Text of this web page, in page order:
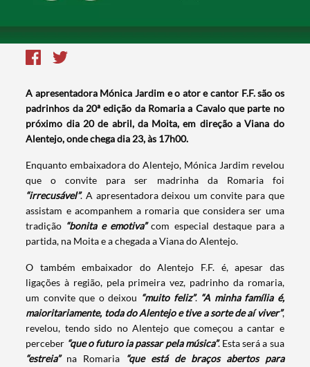
A apresentadora Mónica Jardim e o ator e cantor F.F. são os
padrinhos da 20ª edição da Romaria a Cavalo que parte no
próximo dia 20 de abril, da Moita, em direção a Viana do
Alentejo, onde chega dia 23, às 17h00.
Enquanto embaixadora do Alentejo, Mónica Jardim revelou
que o convite para ser madrinha da Romaria foi
“irrecusável”. A apresentadora deixou um convite para que
assistam e acompanhem a romaria que considera ser uma
tradição “bonita e emotiva”com especial destaque para a
partida, na Moita e a chegada a Viana do Alentejo.
O também embaixador do Alentejo F.F. é, apesar das
ligações à região, pela primeira vez, padrinho da romaria,
um convite que o deixou “muito feliz”. “A minha família é,
maioritariamente, toda do Alentejo e tive a sorte de aí viver”,
revelou, tendo sido no Alentejo que começou a cantar e
perceber “que o futuro ia passar pela música”. Esta será a sua
“estreia”na Romaria
“que está de braços abertos para